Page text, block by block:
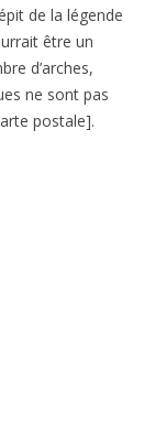
de la légende
être un
d’arches,
ne sont pas
postale].